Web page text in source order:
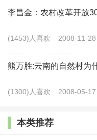
成分登记表》是相对
级成分登记表》是相对“
60
个以上，初步的研究结
李昌金：农村改革开放
(1453)人喜欢 2008-11-28
熊万胜:云南的自然村为
(1300)人喜欢 2008-05-17
本类推荐